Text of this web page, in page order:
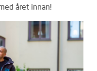
året innan!